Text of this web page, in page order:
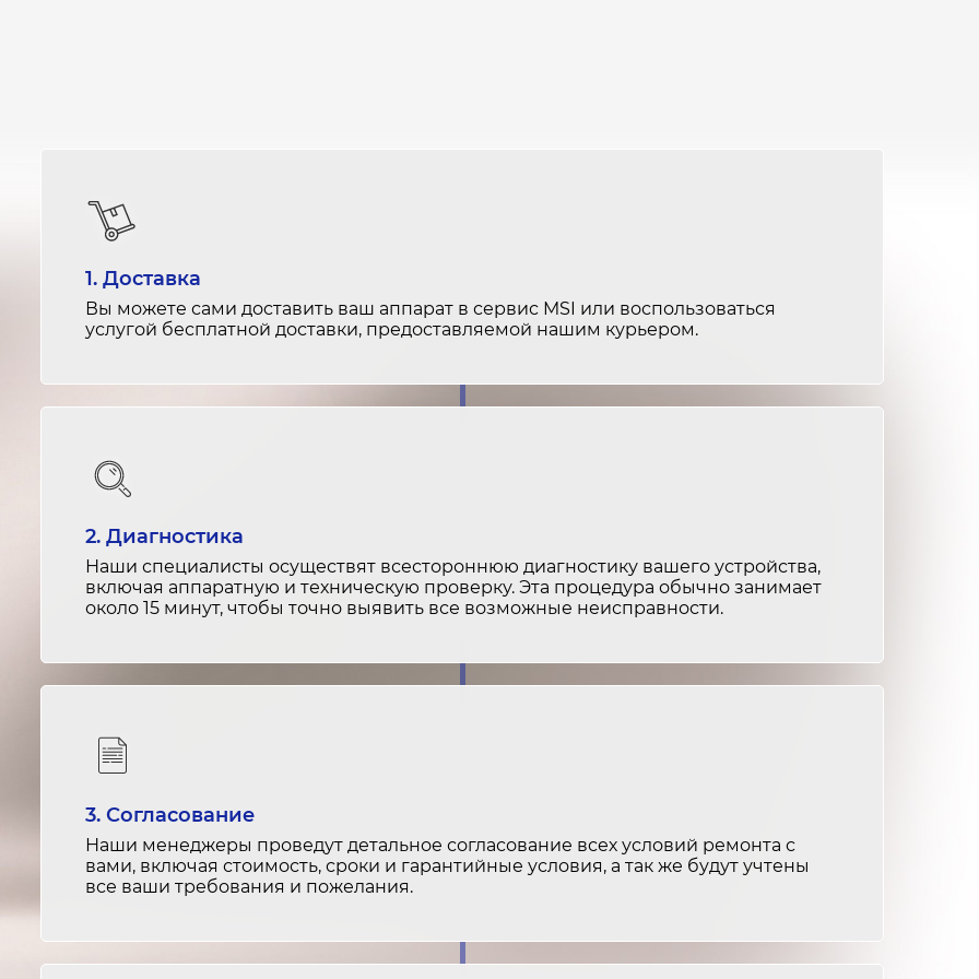
1-2 часа
от 1 500 ₽
2-3 часа
от 3 000 ₽
1. Доставка
Вы можете сами доставить ваш аппарат в сервис MSI или воспользоваться
услугой бесплатной доставки, предоставляемой нашим курьером.
2. Диагностика
Наши специалисты осуществят всестороннюю диагностику вашего устройства,
включая аппаратную и техническую проверку. Эта процедура обычно занимает
около 15 минут, чтобы точно выявить все возможные неисправности.
3. Согласование
Наши менеджеры проведут детальное согласование всех условий ремонта с
вами, включая стоимость, сроки и гарантийные условия, а так же будут учтены
все ваши требования и пожелания.